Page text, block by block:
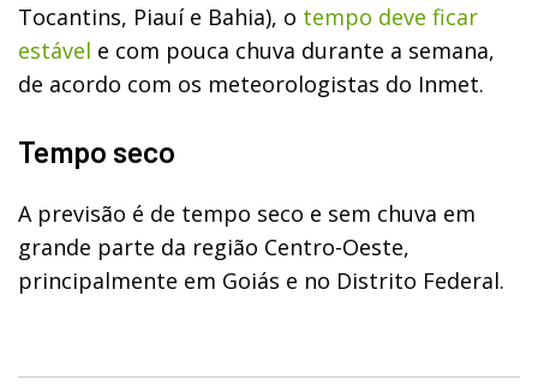
Tocantins, Piauí e Bahia), o tempo deve ficar
estável e com pouca chuva durante a semana,
de acordo com os meteorologistas do Inmet.
Tempo seco
A previsão é de tempo seco e sem chuva em
grande parte da região Centro-Oeste,
principalmente em Goiás e no Distrito Federal.